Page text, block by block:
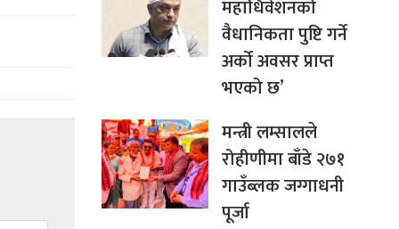
महाधिवेशनको
वैधानिकता पुष्टि गर्ने
अर्को अवसर प्राप्त
भएको छ’
मन्त्री लम्सालले
रोहीणीमा बाँडे २७१
गाउँब्लक जग्गाधनी
पूर्जा